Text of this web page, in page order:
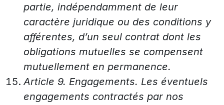
partie, indépendamment de leur
caractère juridique ou des conditions y
afférentes, d’un seul contrat dont les
obligations mutuelles se compensent
mutuellement en permanence.
Article 9. Engagements. Les éventuels
engagements contractés par nos